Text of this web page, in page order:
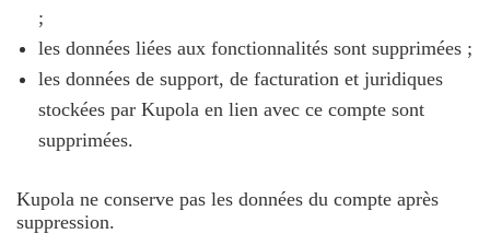
;
les données liées aux fonctionnalités sont supprimées ;
les données de support, de facturation et juridiques
stockées par Kupola en lien avec ce compte sont
supprimées.
Kupola ne conserve pas les données du compte après
suppression.